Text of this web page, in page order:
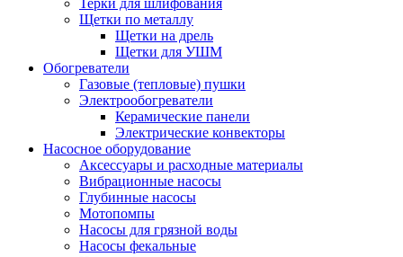
Терки для шлифования
Щетки по металлу
Щетки на дрель
Щетки для УШМ
Обогреватели
Газовые (тепловые) пушки
Электрообогреватели
Керамические панели
Электрические конвекторы
Насосное оборудование
Аксессуары и расходные материалы
Вибрационные насосы
Глубинные насосы
Мотопомпы
Насосы для грязной воды
Насосы фекальные